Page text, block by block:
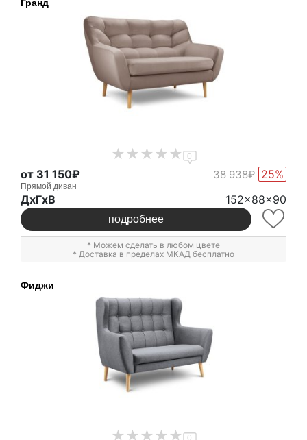
Гранд
0
от 31 150₽ 38 938₽ 25%
Прямой диван
ДxГxВ 152x88x90
подробнее
* Можем сделать в любом цвете
* Доставка в пределах МКАД бесплатно
Фиджи
0